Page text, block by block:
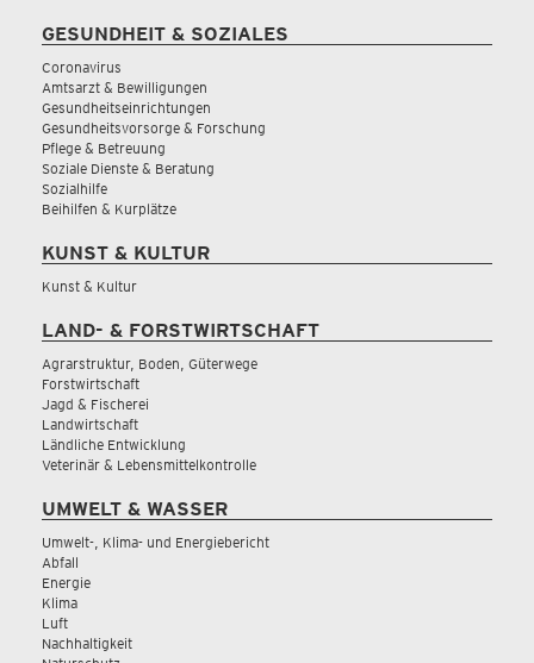
GESUNDHEIT & SOZIALES
Coronavirus
Amtsarzt & Bewilligungen
Gesundheitseinrichtungen
Gesundheitsvorsorge & Forschung
Pflege & Betreuung
Soziale Dienste & Beratung
Sozialhilfe
Beihilfen & Kurplätze
KUNST & KULTUR
Kunst & Kultur
LAND- & FORSTWIRTSCHAFT
Agrarstruktur, Boden, Güterwege
Forstwirtschaft
Jagd & Fischerei
Landwirtschaft
Ländliche Entwicklung
Veterinär & Lebensmittelkontrolle
UMWELT & WASSER
Umwelt-, Klima- und Energiebericht
Abfall
Energie
Klima
Luft
Nachhaltigkeit